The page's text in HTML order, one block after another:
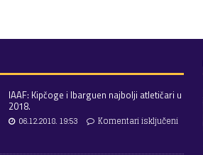
IAAF: Kipčoge i Ibarguen najbolji atletičari u
2018.
06.12.2018. 19:53
Komentari isključeni